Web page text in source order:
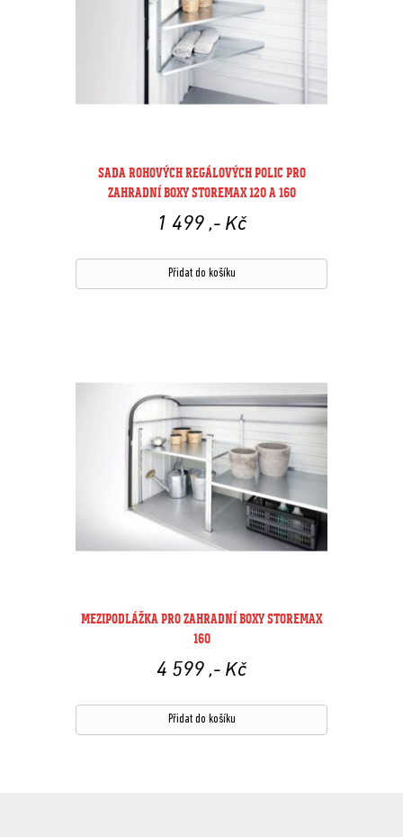
SADA ROHOVÝCH REGÁLOVÝCH POLIC PRO
ZAHRADNÍ BOXY STOREMAX 120 A 160
1 499 ,- Kč
Přidat do košíku
MEZIPODLÁŽKA PRO ZAHRADNÍ BOXY STOREMAX
160
4 599 ,- Kč
Přidat do košíku